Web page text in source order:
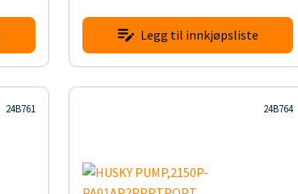
Legg til innkjøpsliste
24B761 24B764